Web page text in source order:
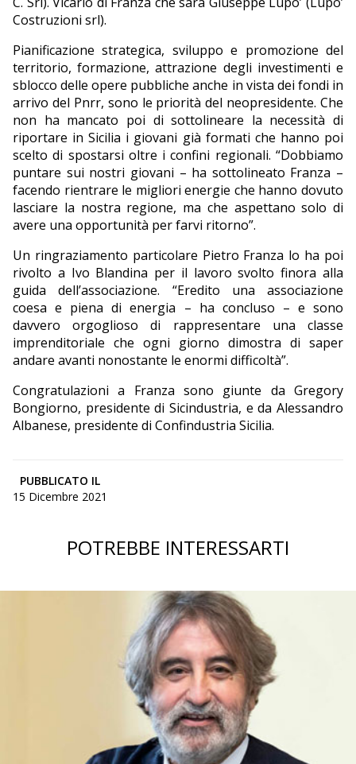
Costruzioni srl).
Pianificazione strategica, sviluppo e promozione del
territorio, formazione, attrazione degli investimenti e
sblocco delle opere pubbliche anche in vista dei fondi in
arrivo del Pnrr, sono le priorità del neopresidente. Che
non ha mancato poi di sottolineare la necessità di
riportare in Sicilia i giovani già formati che hanno poi
scelto di spostarsi oltre i confini regionali. “Dobbiamo
puntare sui nostri giovani – ha sottolineato Franza –
facendo rientrare le migliori energie che hanno dovuto
lasciare la nostra regione, ma che aspettano solo di
avere una opportunità per farvi ritorno”.
Un ringraziamento particolare Pietro Franza lo ha poi
rivolto a Ivo Blandina per il lavoro svolto finora alla
guida dell’associazione. “Eredito una associazione
coesa e piena di energia – ha concluso – e sono
davvero orgoglioso di rappresentare una classe
imprenditoriale che ogni giorno dimostra di saper
andare avanti nonostante le enormi difficoltà”.
Congratulazioni a Franza sono giunte da Gregory
Bongiorno, presidente di Sicindustria, e da Alessandro
Albanese, presidente di Confindustria Sicilia.
PUBBLICATO IL
15 Dicembre 2021
POTREBBE INTERESSARTI